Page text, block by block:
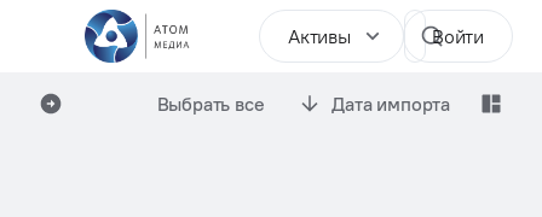
Активы Войти
Выбрать все Дата импорта